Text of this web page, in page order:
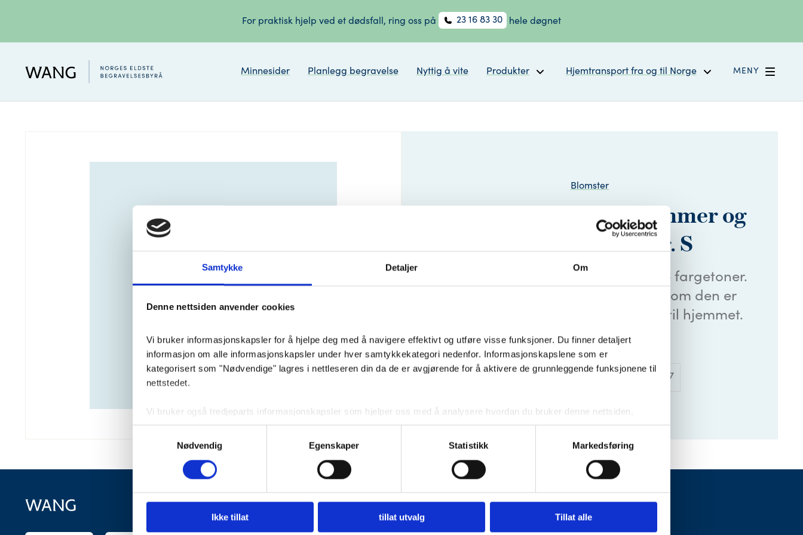
Samtykke Detaljer Om
Denne nettsiden anvender cookies
Vi bruker informasjonskapsler for å hjelpe deg med å navigere effektivt og utføre visse funksjoner. Du finner detaljert
informasjon om alle informasjonskapsler under hver samtykkekategori nedenfor. Informasjonskapslene som er
kategorisert som "Nødvendige" lagres i nettleseren din da de er avgjørende for å aktivere de grunnleggende funksjonene til
nettstedet.
Vi bruker også tredjeparts informasjonskapsler som hjelper oss med å analysere hvordan du bruker denne nettsiden,
lagrer innstillingene dine og angir innhold og annonser som er relevante for deg. Disse informasjonskapslene vil kun bli
lagret i nettleseren din med ditt forhåndssamtykke.
Du kan velge å aktivere eller deaktivere noen eller alle disse informasjonskapslene, men deaktivering av noen av dem kan
Nødvendig
Egenskaper Statistikk Markedsføring
Ikke tillat tillat utvalg Tillat alle
For praktisk hjelp ved et dødsfall, ring oss på 23 16 83 30 hele døgnet
Minnesider Planlegg begravelse Nyttig å vite Produkter Hjemtransport fra og til Norge MENY
Blomster
Kondolansebukett «Sommer og
markblomster» str. S
Sommerlig blomsterbukett i ulie, lyse fargetoner.
Passer i vase i seremoni, samtidig som den er
fint å sende som kondolansebukett til hjemmet.
Inkl. frakt og bånd.
: 800 kr Varenummer : 8347